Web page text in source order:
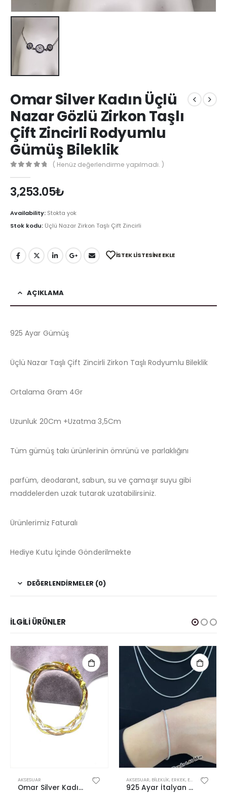
Omar Silver Kadın Üçlü
Nazar Gözlü Zirkon Taşlı
Çift Zincirli Rodyumlu
Gümüş Bileklik
( Henüz değerlendirme yapılmadı. )
3,253.05₺
Availability: Stokta yok
Stok kodu: Üçlü Nazar Zirkon Taşlı Çift Zincirli
İSTEK LISTESINE EKLE
AÇIKLAMA
925 Ayar Gümüş
Üçlü Nazar Taşlı Çift Zincirli Zirkon Taşlı Rodyumlu Bileklik
Ortalama Gram 4Gr
Uzunluk 20Cm +Uzatma 3,5Cm
Tüm gümüş takı ürünlerinin ömrünü ve parlaklığını
parfüm, deodarant, sabun, su ve çamaşır suyu gibi
maddelerden uzak tutarak uzatabilirsiniz.
Ürünlerimiz Faturalı
Hediye Kutu İçinde Gönderilmekte
DEĞERLENDIRMELER (0)
İLGILI ÜRÜNLER
AKSESUAR
Omar Silver Kadın İtalyan Dörtlü Örgü Gümüş Bileklik
AKSESUAR, BILEKLIK, ERKEK, ERKEK BILEKLIK
925 Ayar İtalyan Unisex Tondo 1,60 mm Bileklik